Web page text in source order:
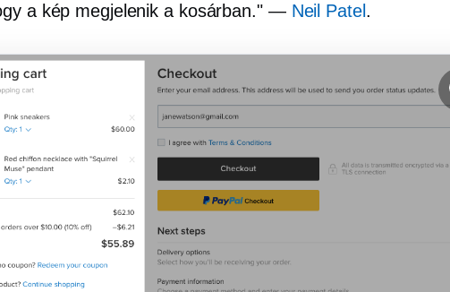
a kép megjelenik a kosárban." — Neil Patel .